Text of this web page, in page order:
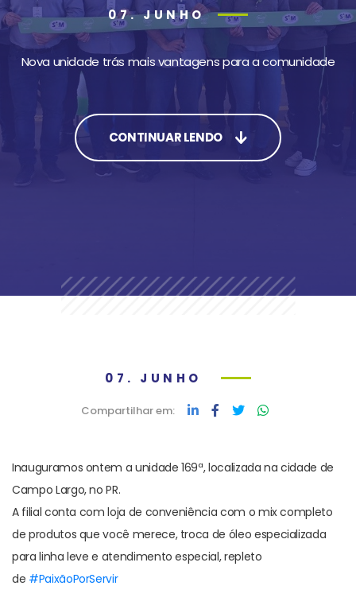
07. JUNHO
Nova unidade trás mais vantagens para a comunidade
CONTINUAR LENDO
07. JUNHO
Compartilhar em:
Inauguramos ontem a unidade 169ª, localizada na cidade de
Campo Largo, no PR.
A filial conta com loja de conveniência com o mix completo
de produtos que você merece, troca de óleo especializada
para linha leve e atendimento especial, repleto
de #PaixãoPorServir